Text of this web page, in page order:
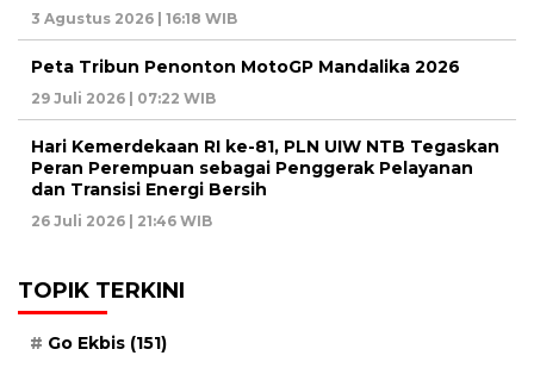
3 Agustus 2026 | 16:18 WIB
Peta Tribun Penonton MotoGP Mandalika 2026
29 Juli 2026 | 07:22 WIB
Hari Kemerdekaan RI ke-81, PLN UIW NTB Tegaskan
Peran Perempuan sebagai Penggerak Pelayanan
dan Transisi Energi Bersih
26 Juli 2026 | 21:46 WIB
TOPIK TERKINI
Go Ekbis (151)